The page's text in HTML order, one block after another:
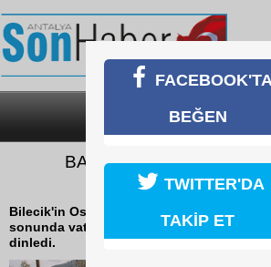
SON DAKİKA
BAŞKAN ŞAHİN
SORUNLARINI
Bilecik'in Osmaneli Belediye Başkanı
sonunda vatandaşlarla bir araya gelerek
dinledi.
FACEBOOK'TA
BEĞEN
TWITTER'DA
TAKİP ET